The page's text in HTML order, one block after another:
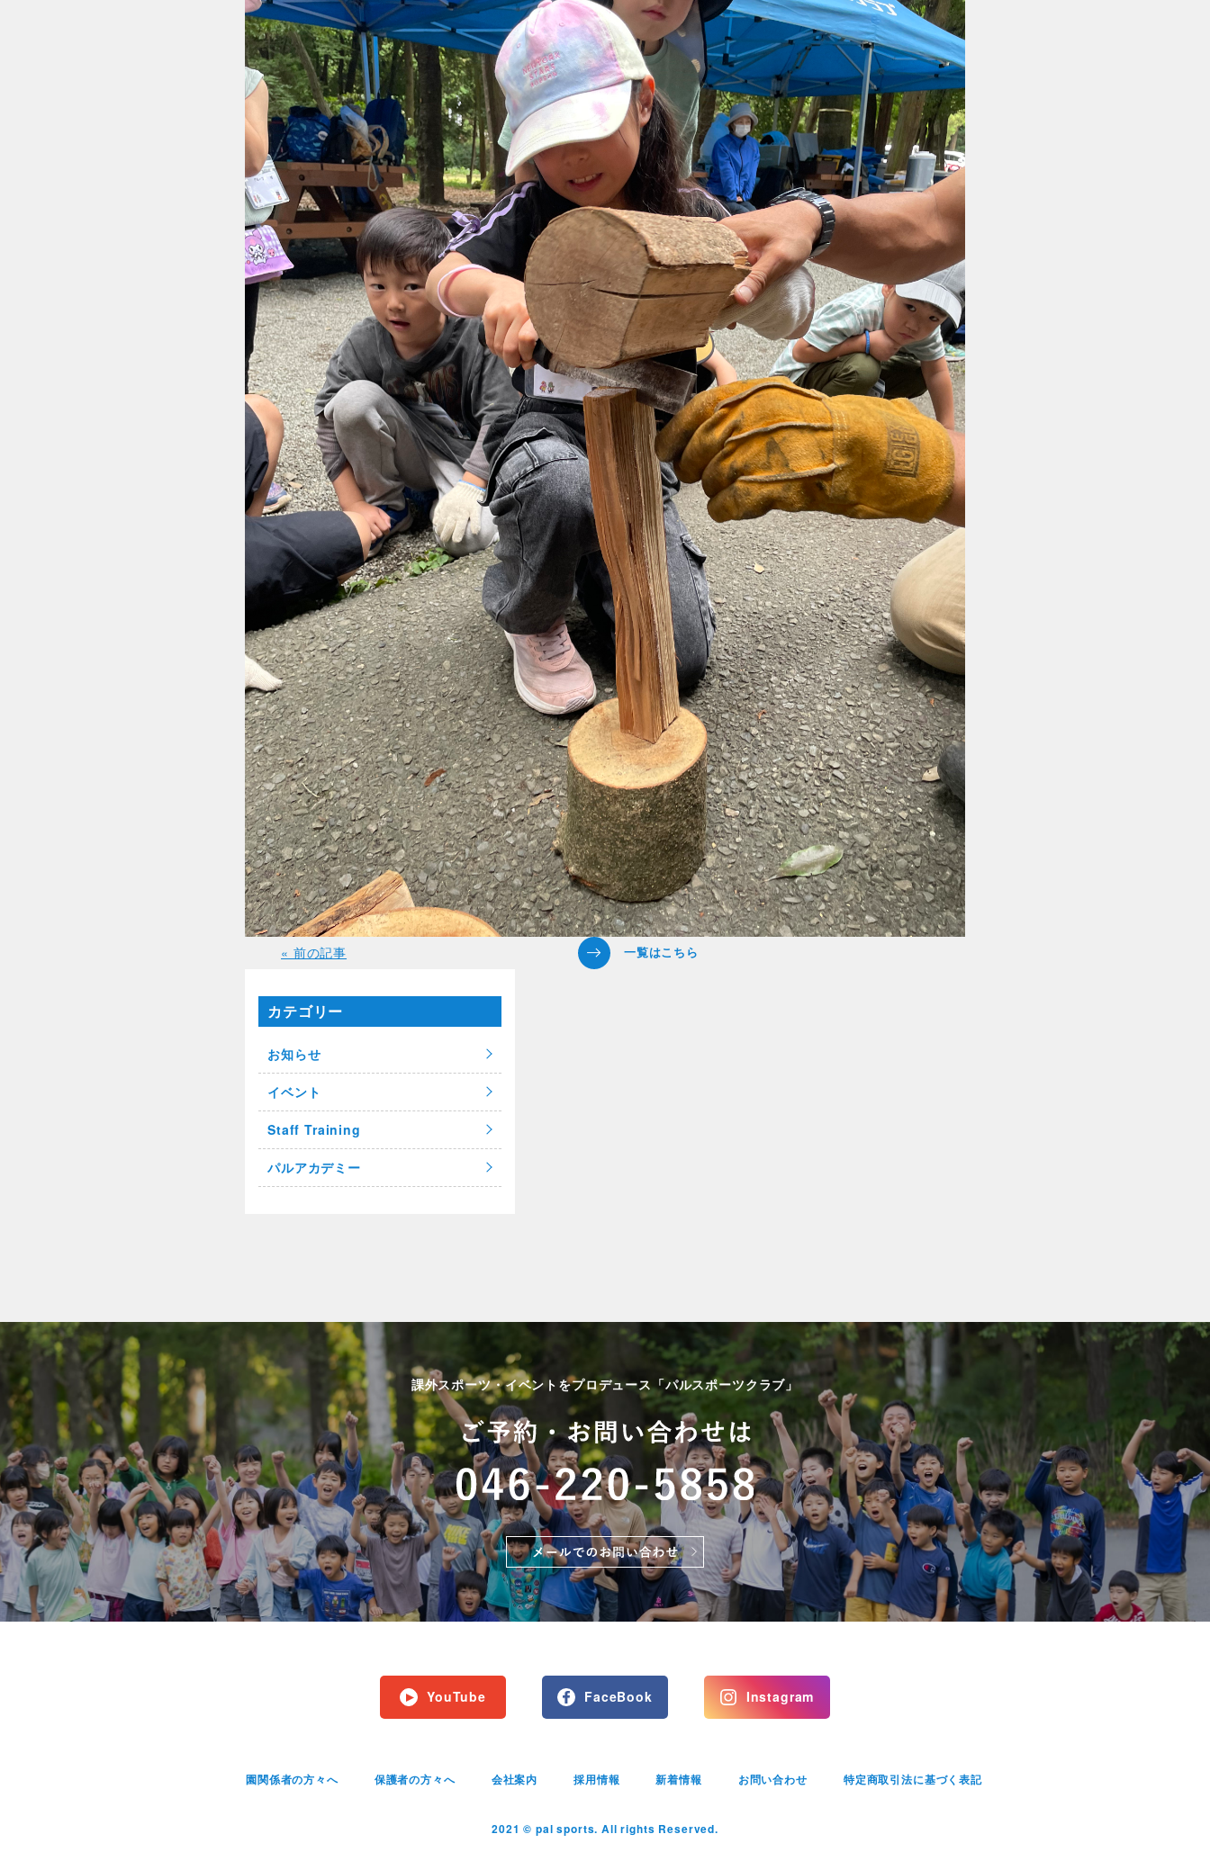
« 前の記事
カテゴリー
お知らせ
イベント
Staff Training
パルアカデミー
課外スポーツ・イベントをプロデュース「パルスポーツクラブ」
YouTube FaceBook Instagram
園関係者の方々へ 保護者の方々へ 会社案内 採用情報 新着情報 お問い合わせ 特定商取引法に基づく表記
2021 © pal sports. All rights Reserved.